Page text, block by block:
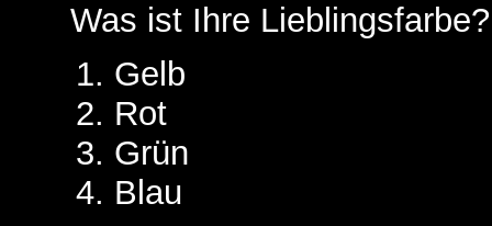
Was ist Ihre Lieblingsfarbe?
Gelb
Rot
Grün
Blau